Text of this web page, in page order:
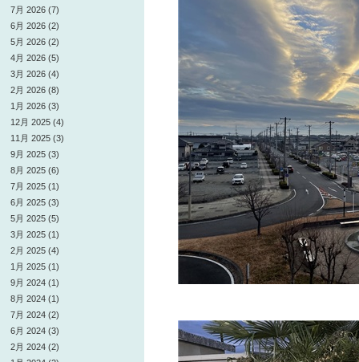
7月 2026 (7)
6月 2026 (2)
5月 2026 (2)
4月 2026 (5)
3月 2026 (4)
2月 2026 (8)
1月 2026 (3)
12月 2025 (4)
11月 2025 (3)
9月 2025 (3)
8月 2025 (6)
7月 2025 (1)
6月 2025 (3)
5月 2025 (5)
3月 2025 (1)
2月 2025 (4)
1月 2025 (1)
9月 2024 (1)
8月 2024 (1)
7月 2024 (2)
6月 2024 (3)
2月 2024 (2)